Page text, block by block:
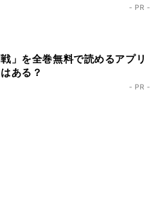
- PR -
戦」を全巻無料で読めるアプリ
ある？
- PR -